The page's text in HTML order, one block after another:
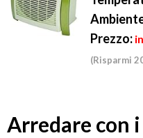
Prezzo:
(Risparmi
Arredare con